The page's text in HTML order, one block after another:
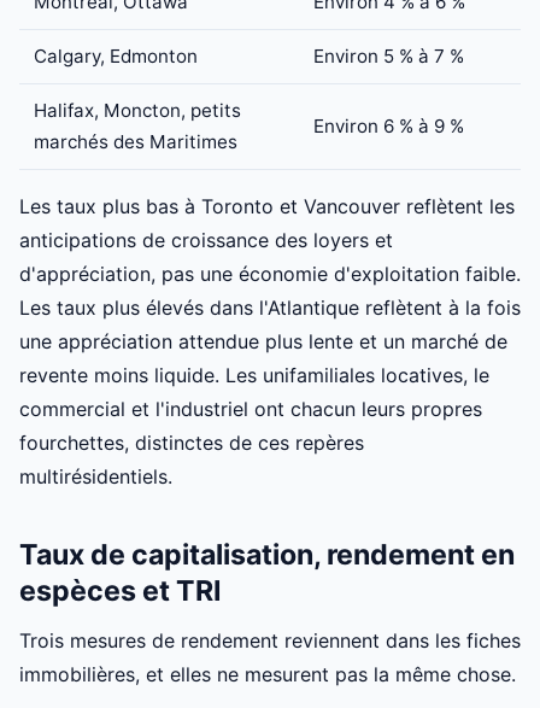
Calgary, Edmonton Environ 5 % à 7 %
Halifax, Moncton, petits
marchés des Maritimes
Environ 6 % à 9 %
Les taux plus bas à Toronto et Vancouver reflètent les
anticipations de croissance des loyers et
d'appréciation, pas une économie d'exploitation faible.
Les taux plus élevés dans l'Atlantique reflètent à la fois
une appréciation attendue plus lente et un marché de
revente moins liquide. Les unifamiliales locatives, le
commercial et l'industriel ont chacun leurs propres
fourchettes, distinctes de ces repères
multirésidentiels.
Taux de capitalisation, rendement en
espèces et TRI
Trois mesures de rendement reviennent dans les fiches
immobilières, et elles ne mesurent pas la même chose.